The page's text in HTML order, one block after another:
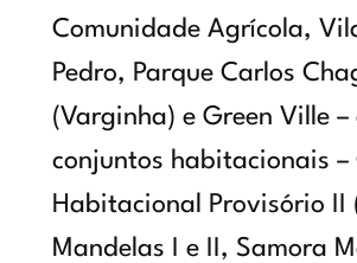
Comunidade Agrícola,
Pedro, Parque Carlos
(Varginha) e Green Ville –
conjuntos habitacionais –
Habitacional Provisório II
Mandelas I e II, Samora